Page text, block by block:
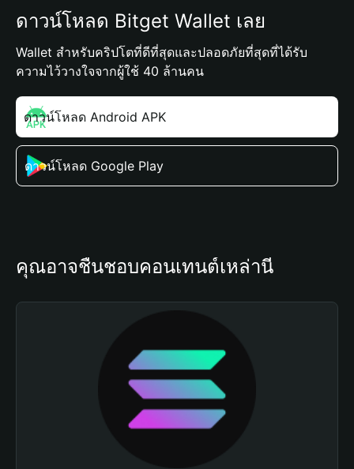
ดาวน์โหลด Bitget Wallet เลย
Wallet สำหรับคริปโตที่ดีที่สุดและปลอดภัยที่สุดที่ได้รับ
ความไว้วางใจจากผู้ใช้ 40 ล้านคน
ดาวน์โหลด Android APK
ดาวน์โหลด Google Play
คุณอาจชื่นชอบคอนเทนต์เหล่านี้